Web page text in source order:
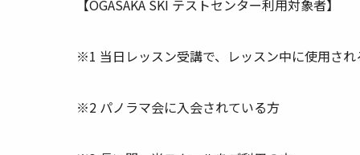
【OGASAKA SKI テストセンター利用対象者】
※1 当日レッスン受講で、レッスン中に使用され
※2 パノラマ会に入会されている方